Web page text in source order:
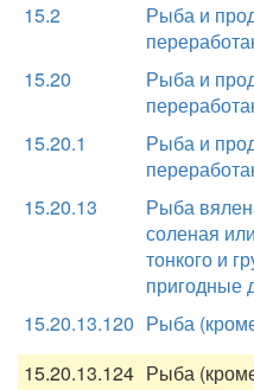
15.2
Рыба и
15.20
Рыба и
15.20.1
Рыба и
15.20.13
Рыба
соленая
тонкого и
пригодные
15.20.13.120 Рыба
15.20.13.124 Рыба